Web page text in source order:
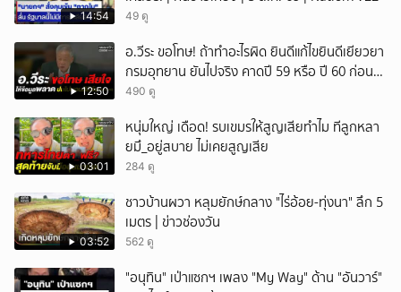
14:54 49 ดู
12:50
อ.วีระ ขอโทษ! ถ้าทำอะไรผิด ยินดีแก้ไขยินดีเยียวยา
กรมอุทยาน ยันไปจริง คาดปี 59 หรือ ปี 60 ก่อน
ปิดให้พัก
490 ดู
03:01
หนุ่มใหญ่ เดือด! รบเขมรให้สูญเสียทำไม ทีลูกหลา
ยมึ_อยู่สบาย ไม่เคยสูญเสีย
284 ดู
03:52
ชาวบ้านผวา หลุมยักษ์กลาง "ไร่อ้อย-ทุ่งนา" ลึก 5
เมตร | ข่าวช่องวัน
562 ดู
"อนุทิน" เป่าแซกฯ เพลง "My Way" ด้าน "อันวาร์"